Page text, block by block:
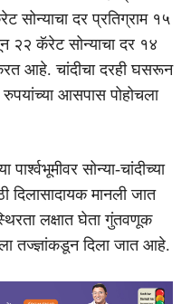
दर प्रतिग्राम १५
२२ कॅरेट सोन्याचा दर १४
आहे. चांदीचा दरही घसरून
आसपास पोहोचला
सोन्या-चांदीच्या
दिलासादायक मानली जात
लक्षात घेता गुंतवणूक
तज्ज्ञांकडून दिला जात आहे.